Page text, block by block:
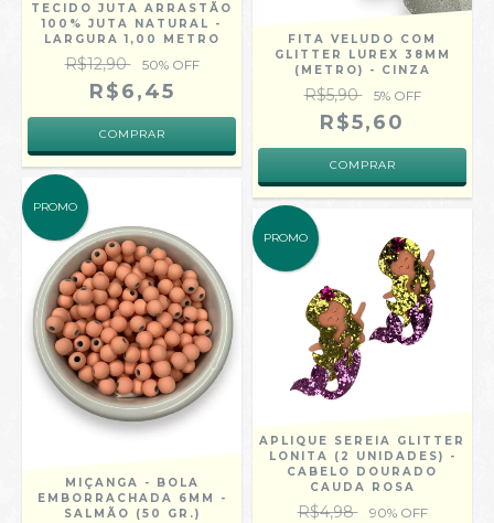
TECIDO JUTA ARRASTÃO
100% JUTA NATURAL -
LARGURA 1,00 METRO
R$12,90 50% OFF
R$6,45
FITA VELUDO COM
GLITTER LUREX 38MM
(METRO) - CINZA
R$5,90 5% OFF
R$5,60
PROMO
MIÇANGA - BOLA
EMBORRACHADA 6MM -
SALMÃO (50 GR.)
PROMO
APLIQUE SEREIA GLITTER
LONITA (2 UNIDADES) -
CABELO DOURADO
CAUDA ROSA
R$4,98 90% OFF